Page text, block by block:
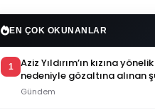
EN ÇOK OKUNANLAR
1
Aziz Yıldırım’ın kızına
nedeniyle gözaltına alınan
tutuklama talebi
Gündem